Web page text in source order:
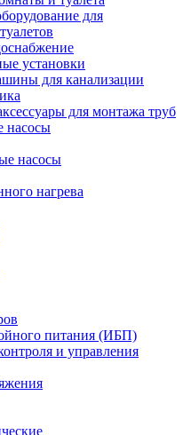
для
установки
для канализации
для монтажа труб
насосы
насосы
нагрева
питания (ИБП)
и управления